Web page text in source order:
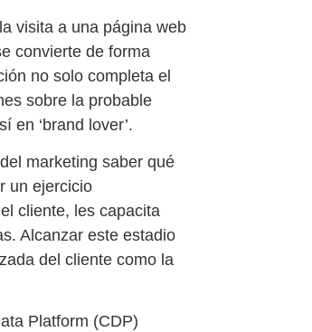
visita a una página web
convierte de forma
no solo completa el
sobre la probable
en ‘brand lover’.
marketing saber qué
un ejercicio
cliente, les capacita
. Alcanzar este estadio
del cliente como la
Platform (CDP)